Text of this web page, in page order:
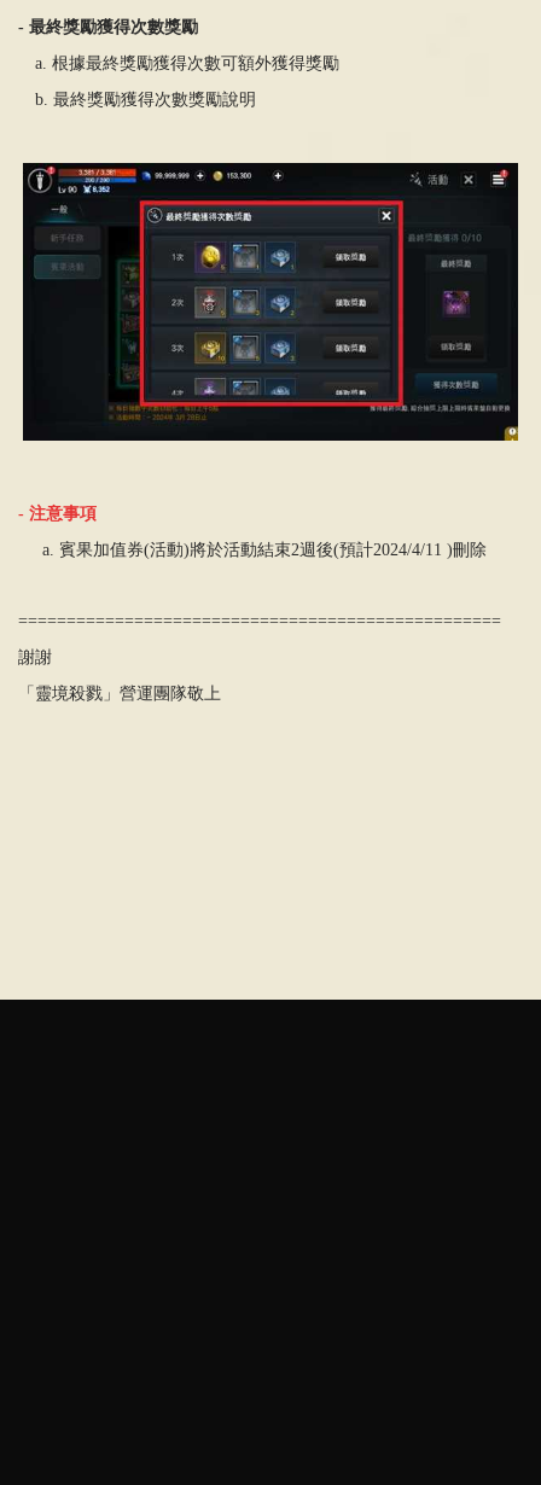
- 最終獎勵獲得次數獎勵
a. 根據最終獎勵獲得次數可額外獲得獎勵
b. 最終獎勵獲得次數獎勵說明
- 注意事項
a. 賓果加值券(活動)將於活動結束2週後(預計2024/4/11 )刪除
==================================================
謝謝
「靈境殺戮」營運團隊敬上